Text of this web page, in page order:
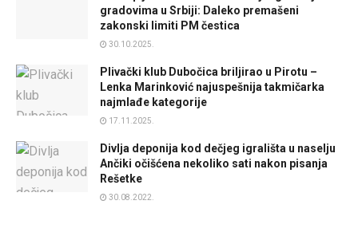
gradovima u Srbiji: Daleko premašeni
zakonski limiti PM čestica
30.10.2025.
Plivački klub Dubočica briljirao u Pirotu –
Lenka Marinković najuspešnija takmičarka
najmlađe kategorije
17.11.2025.
Divlja deponija kod dečjeg igrališta u naselju
Ančiki očišćena nekoliko sati nakon pisanja
Rešetke
30.08.2022.